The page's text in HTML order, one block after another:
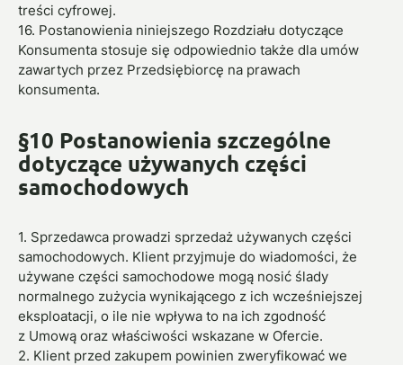
treści cyfrowej.
16. Postanowienia niniejszego Rozdziału dotyczące
Konsumenta stosuje się odpowiednio także dla umów
zawartych przez Przedsiębiorcę na prawach
konsumenta.
§10 Postanowienia szczególne
dotyczące używanych części
samochodowych
1. Sprzedawca prowadzi sprzedaż używanych części
samochodowych. Klient przyjmuje do wiadomości, że
używane części samochodowe mogą nosić ślady
normalnego zużycia wynikającego z ich wcześniejszej
eksploatacji, o ile nie wpływa to na ich zgodność
z Umową oraz właściwości wskazane w Ofercie.
2. Klient przed zakupem powinien zweryfikować we